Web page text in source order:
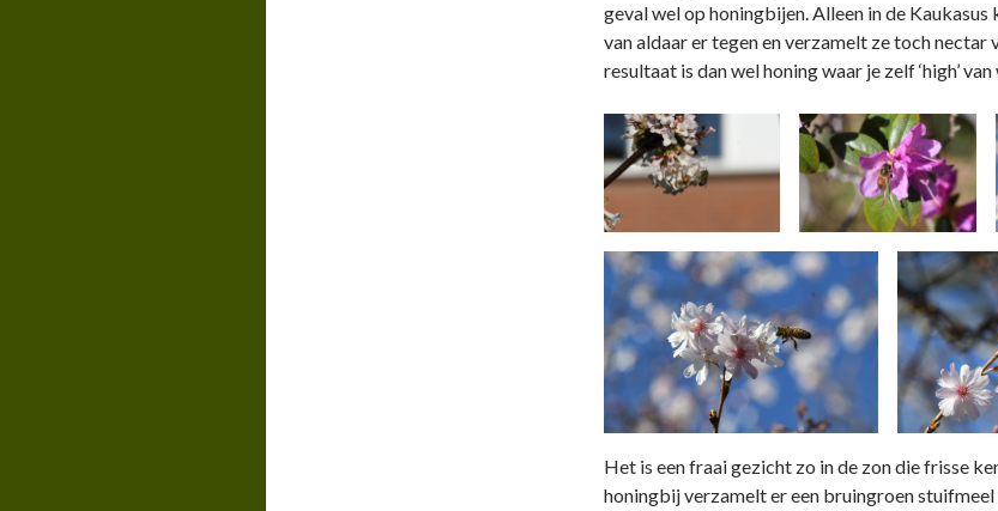
geval wel op honingbijen. Alleen in de Kaukasus
van aldaar er tegen en verzamelt ze toch nectar
resultaat is dan wel honing waar je zelf ‘high’
Het is een fraai gezicht zo in de zon die frisse
honingbij verzamelt er een bruingroen stuifmeel